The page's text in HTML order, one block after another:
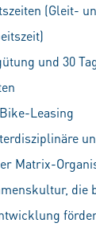
(Gleit-
und 30
Leasing
Matrix-
die